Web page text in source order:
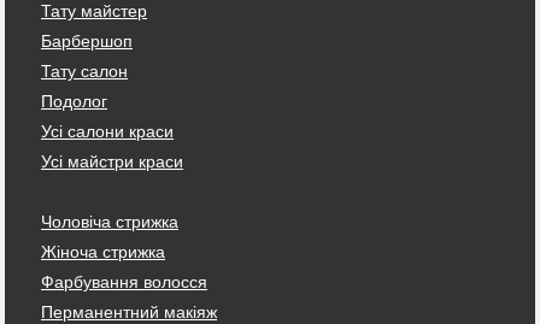
Тату майстер
Барбершоп
Тату салон
Подолог
Усі салони краси
Усі майстри краси
Чоловіча стрижка
Жіноча стрижка
Фарбування волосся
Перманентний макіяж